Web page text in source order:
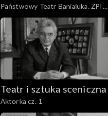
Państwowy Teatr Banialuka. ZPIT
Ziemi Cieszyńskiej. Filharmonia
Górnicza w Zabrzu
Teatr i sztuka sceniczna
Aktorka cz. 1